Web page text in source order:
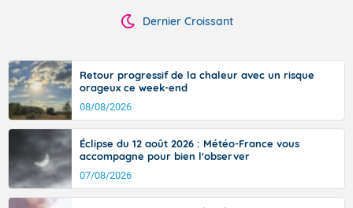
Dernier Croissant
Retour progressif de la chaleur avec un risque
orageux ce week-end
08/08/2026
Éclipse du 12 août 2026 : Météo-France vous
accompagne pour bien l'observer
07/08/2026